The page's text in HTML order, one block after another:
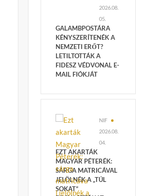
2026.08.
05.
GALAMBPOSTÁRA
KÉNYSZERÍTENÉK A
NEMZETI ERŐT?
LETILTOTTÁK A
FIDESZ VÉDVONAL E-
MAIL FIÓKJÁT
NIF
2026.08.
04.
EZT AKARTÁK
MAGYAR PÉTERÉK:
SÁRGA MATRICÁVAL
JELÖLNÉK A „TÚL
SOKAT”